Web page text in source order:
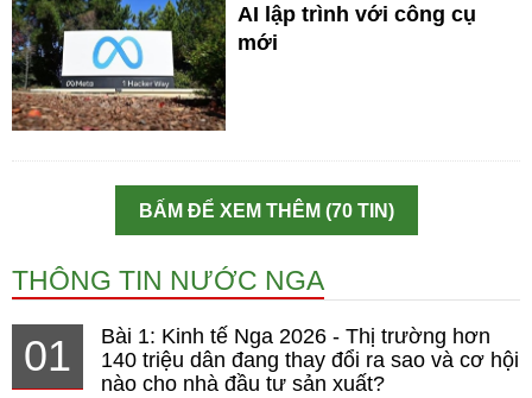
AI lập trình với công cụ
mới
BẤM ĐỂ XEM THÊM (70 TIN)
THÔNG TIN NƯỚC NGA
01
Bài 1: Kinh tế Nga 2026 - Thị trường hơn
140 triệu dân đang thay đổi ra sao và cơ hội
nào cho nhà đầu tư sản xuất?